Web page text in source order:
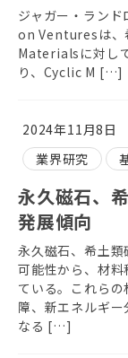
ジャガー・ラン
on Venturesは、
Materialsに対し
り、Cyclic M […]
2024年11月8日
業界研究
永久磁石、
発展傾向
永久磁石、希土
可能性から、材
ている。これら
障、新エネルギ
なる […]